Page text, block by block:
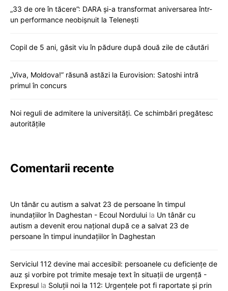
„33 de ore în tăcere”: DARA și-a transformat aniversarea într-
un performance neobișnuit la Telenești
Copil de 5 ani, găsit viu în pădure după două zile de căutări
„Viva, Moldova!” răsună astăzi la Eurovision: Satoshi intră
primul în concurs
Noi reguli de admitere la universități. Ce schimbări pregătesc
autoritățile
Comentarii recente
Un tânăr cu autism a salvat 23 de persoane în timpul
inundațiilor în Daghestan - Ecoul Nordului la Un tânăr cu
autism a devenit erou național după ce a salvat 23 de
persoane în timpul inundațiilor în Daghestan
Serviciul 112 devine mai accesibil: persoanele cu deficiențe de
auz și vorbire pot trimite mesaje text în situații de urgență -
Expresul la Soluții noi la 112: Urgențele pot fi raportate și prin